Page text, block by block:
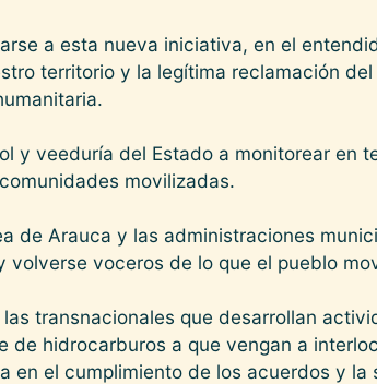
a esta nueva iniciativa, en el
territorio y la legítima reclamación
y veeduría del Estado a monitorear en
movilizadas.
de Arauca y las administraciones
voceros de lo que el pueblo
transnacionales que desarrollan
de hidrocarburos a que vengan a
en el cumplimiento de los acuerdos y